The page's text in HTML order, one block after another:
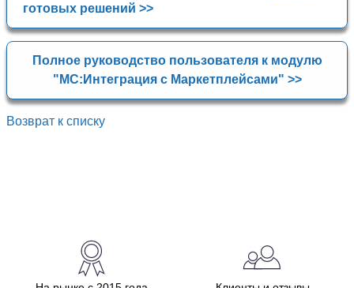
готовых решений >>
Полное руководство пользователя к модулю
"МС:Интеграция с Маркетплейсами" >>
Возврат к списку